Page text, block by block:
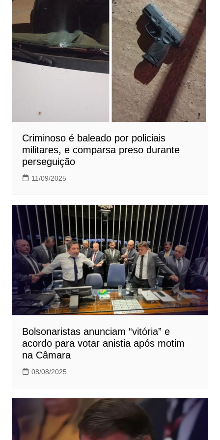
Criminoso é baleado por policiais
militares, e comparsa preso durante
perseguição
11/09/2025
Bolsonaristas anunciam “vitória” e
acordo para votar anistia após motim
na Câmara
08/08/2025